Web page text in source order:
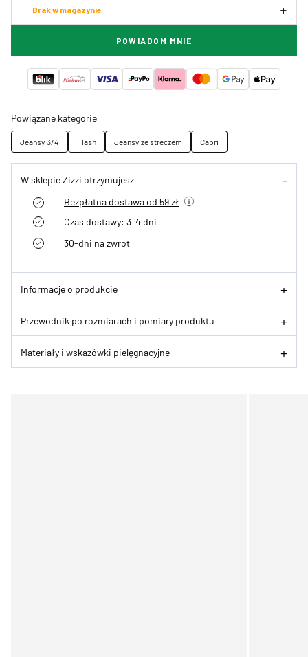
Brak w magazynie
POWIADOM MNIE
Powiązane kategorie
Jeansy 3/4 Flash Jeansy ze streczem Capri
W sklepie Zizzi otrzymujesz
Bezpłatna dostawa od 59 zł
Czas dostawy: 3–4 dni
30-dni na zwrot
Informacje o produkcie
Przewodnik po rozmiarach i pomiary produktu
Materiały i wskazówki pielęgnacyjne